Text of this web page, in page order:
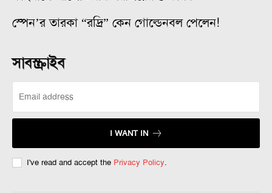
স্পেন’র তারকা “রদ্রি” কেন গোল্ডেনবল পেলেন!
সাবস্ক্রাইব
I WANT IN
I've read and accept the Privacy Policy.